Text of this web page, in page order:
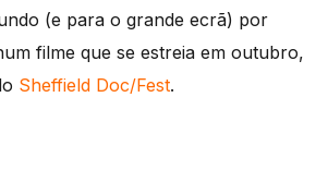
(e para o grande ecrã) por
filme que se estreia em outubro,
Sheffield Doc/Fest.